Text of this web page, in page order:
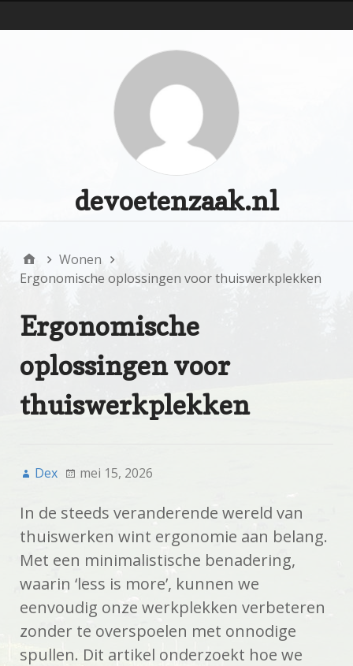
devoetenzaak.nl
Wonen
Ergonomische oplossingen voor thuiswerkplekken
Ergonomische
oplossingen voor
thuiswerkplekken
Dex mei 15, 2026
In de steeds veranderende wereld van
thuiswerken wint ergonomie aan belang.
Met een minimalistische benadering,
waarin ‘less is more’, kunnen we
eenvoudig onze werkplekken verbeteren
zonder te overspoelen met onnodige
spullen. Dit artikel onderzoekt hoe we